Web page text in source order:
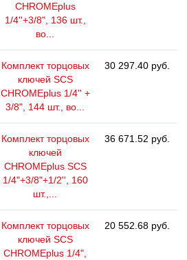
CHROMEplus
1/4''+3/8", 136 шт.,
во...
Комплект торцовых
ключей SCS
CHROMEplus 1/4'' +
3/8", 144 шт., во...
30 297.40 руб.
Комплект торцовых
ключей
CHROMEplus SCS
1/4"+3/8"+1/2'', 160
шт.,...
36 671.52 руб.
Комплект торцовых
ключей SCS
CHROMEplus 1/4",
20 552.68 руб.